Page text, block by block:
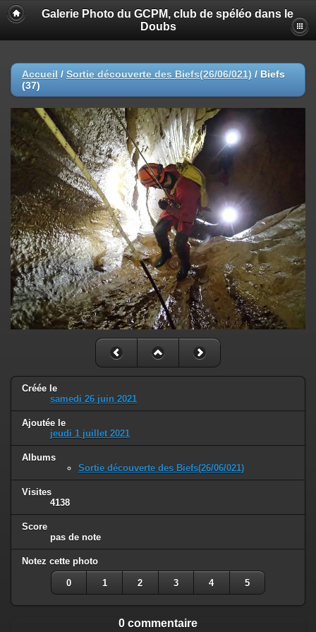
Galerie Photo du GCPM, club de spéléo dans le
Doubs
Accueil / Sortie découverte des Biefs(26/06/021) / Biefs
(37)
Créée le
samedi 26 juin 2021
Ajoutée le
jeudi 1 juillet 2021
Albums
Sortie découverte des Biefs(26/06/021)
Visites
4138
Score
pas de note
Notez cette photo
0 1 2 3 4 5
0 commentaire